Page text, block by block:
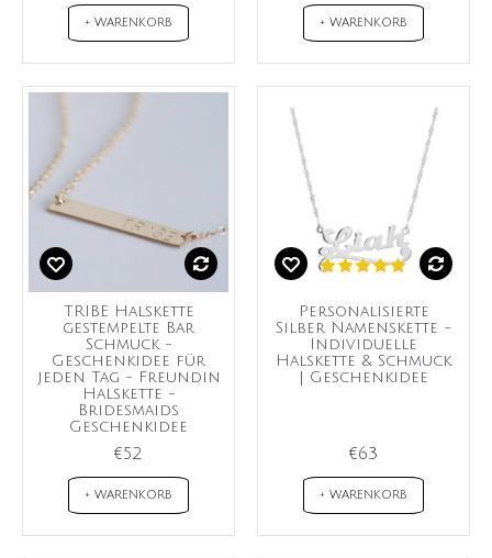
+ WARENKORB + WARENKORB
TRIBE Halskette
gestempelte Bar
Schmuck -
Geschenkidee für
jeden Tag - Freundin
Halskette -
Bridesmaids
Geschenkidee
€52
+ WARENKORB
Personalisierte
Silber Namenskette -
Individuelle
Halskette & Schmuck
| Geschenkidee
€63
+ WARENKORB